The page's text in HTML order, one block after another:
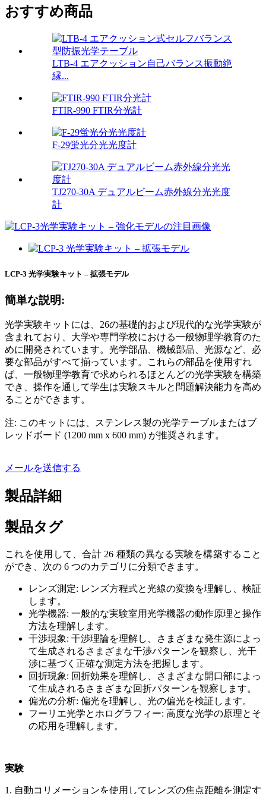
おすすめ商品
LTB-4 エアクッション自己バランス振動絶
縁...
FTIR-990 FTIR分光計
F-29蛍光分光光度計
TJ270-30A デュアルビーム赤外線分光光度
計
LCP-3 光学実験キット – 拡張モデル
簡単な説明:
光学実験キットには、26の基礎的および現代的な光学実験が
含まれており、大学や専門学校における一般物理学教育のた
めに開発されています。光学部品、機械部品、光源など、必
要な部品がすべて揃っています。これらの部品を使用すれ
ば、一般物理学教育で求められるほとんどの光学実験を構築
でき、操作を通して学生は実験スキルと問題解決能力を高め
ることができます。
注: このキットには、ステンレス製の光学テーブルまたはブ
レッドボード (1200 mm x 600 mm) が推奨されます。
メールを送信する
製品詳細
製品タグ
これを使用して、合計 26 種類の異なる実験を構築すること
ができ、次の 6 つのカテゴリに分類できます。
レンズ測定: レンズ方程式と光線の変換を理解し、検証
します。
光学機器: 一般的な実験室用光学機器の動作原理と操作
方法を理解します。
干渉現象: 干渉理論を理解し、さまざまな発生源によっ
て生成されるさまざまな干渉パターンを観察し、光干
渉に基づく正確な測定方法を把握します。
回折現象: 回折効果を理解し、さまざまな開口部によっ
て生成されるさまざまな回折パターンを観察します。
偏光の分析: 偏光を理解し、光の偏光を検証します。
フーリエ光学とホログラフィー: 高度な光学の原理とそ
の応用を理解します。
実験
1. 自動コリメーションを使用してレンズの焦点距離を測定す